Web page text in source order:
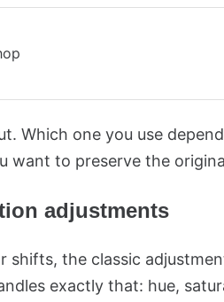
Which one you use
want to preserve the
adjustments
shifts, the classic
exactly that: hue,